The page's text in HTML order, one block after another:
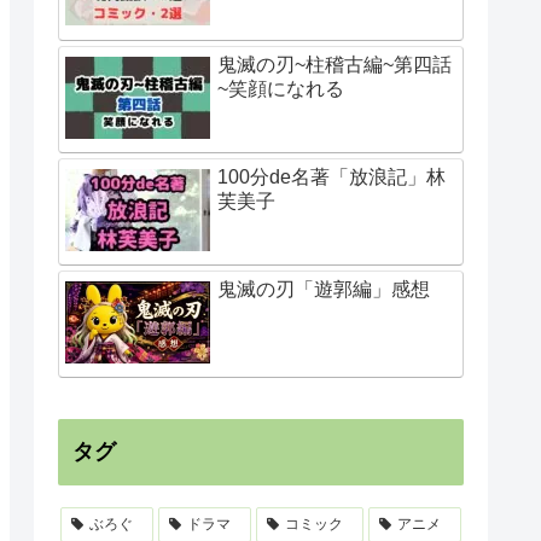
鬼滅の刃~柱稽古編~第四話
~笑顔になれる
100分de名著「放浪記」林
芙美子
鬼滅の刃「遊郭編」感想
タグ
ぶろぐ ドラマ コミック アニメ